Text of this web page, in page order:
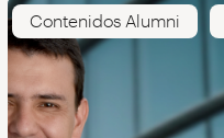
Contenidos Alumni